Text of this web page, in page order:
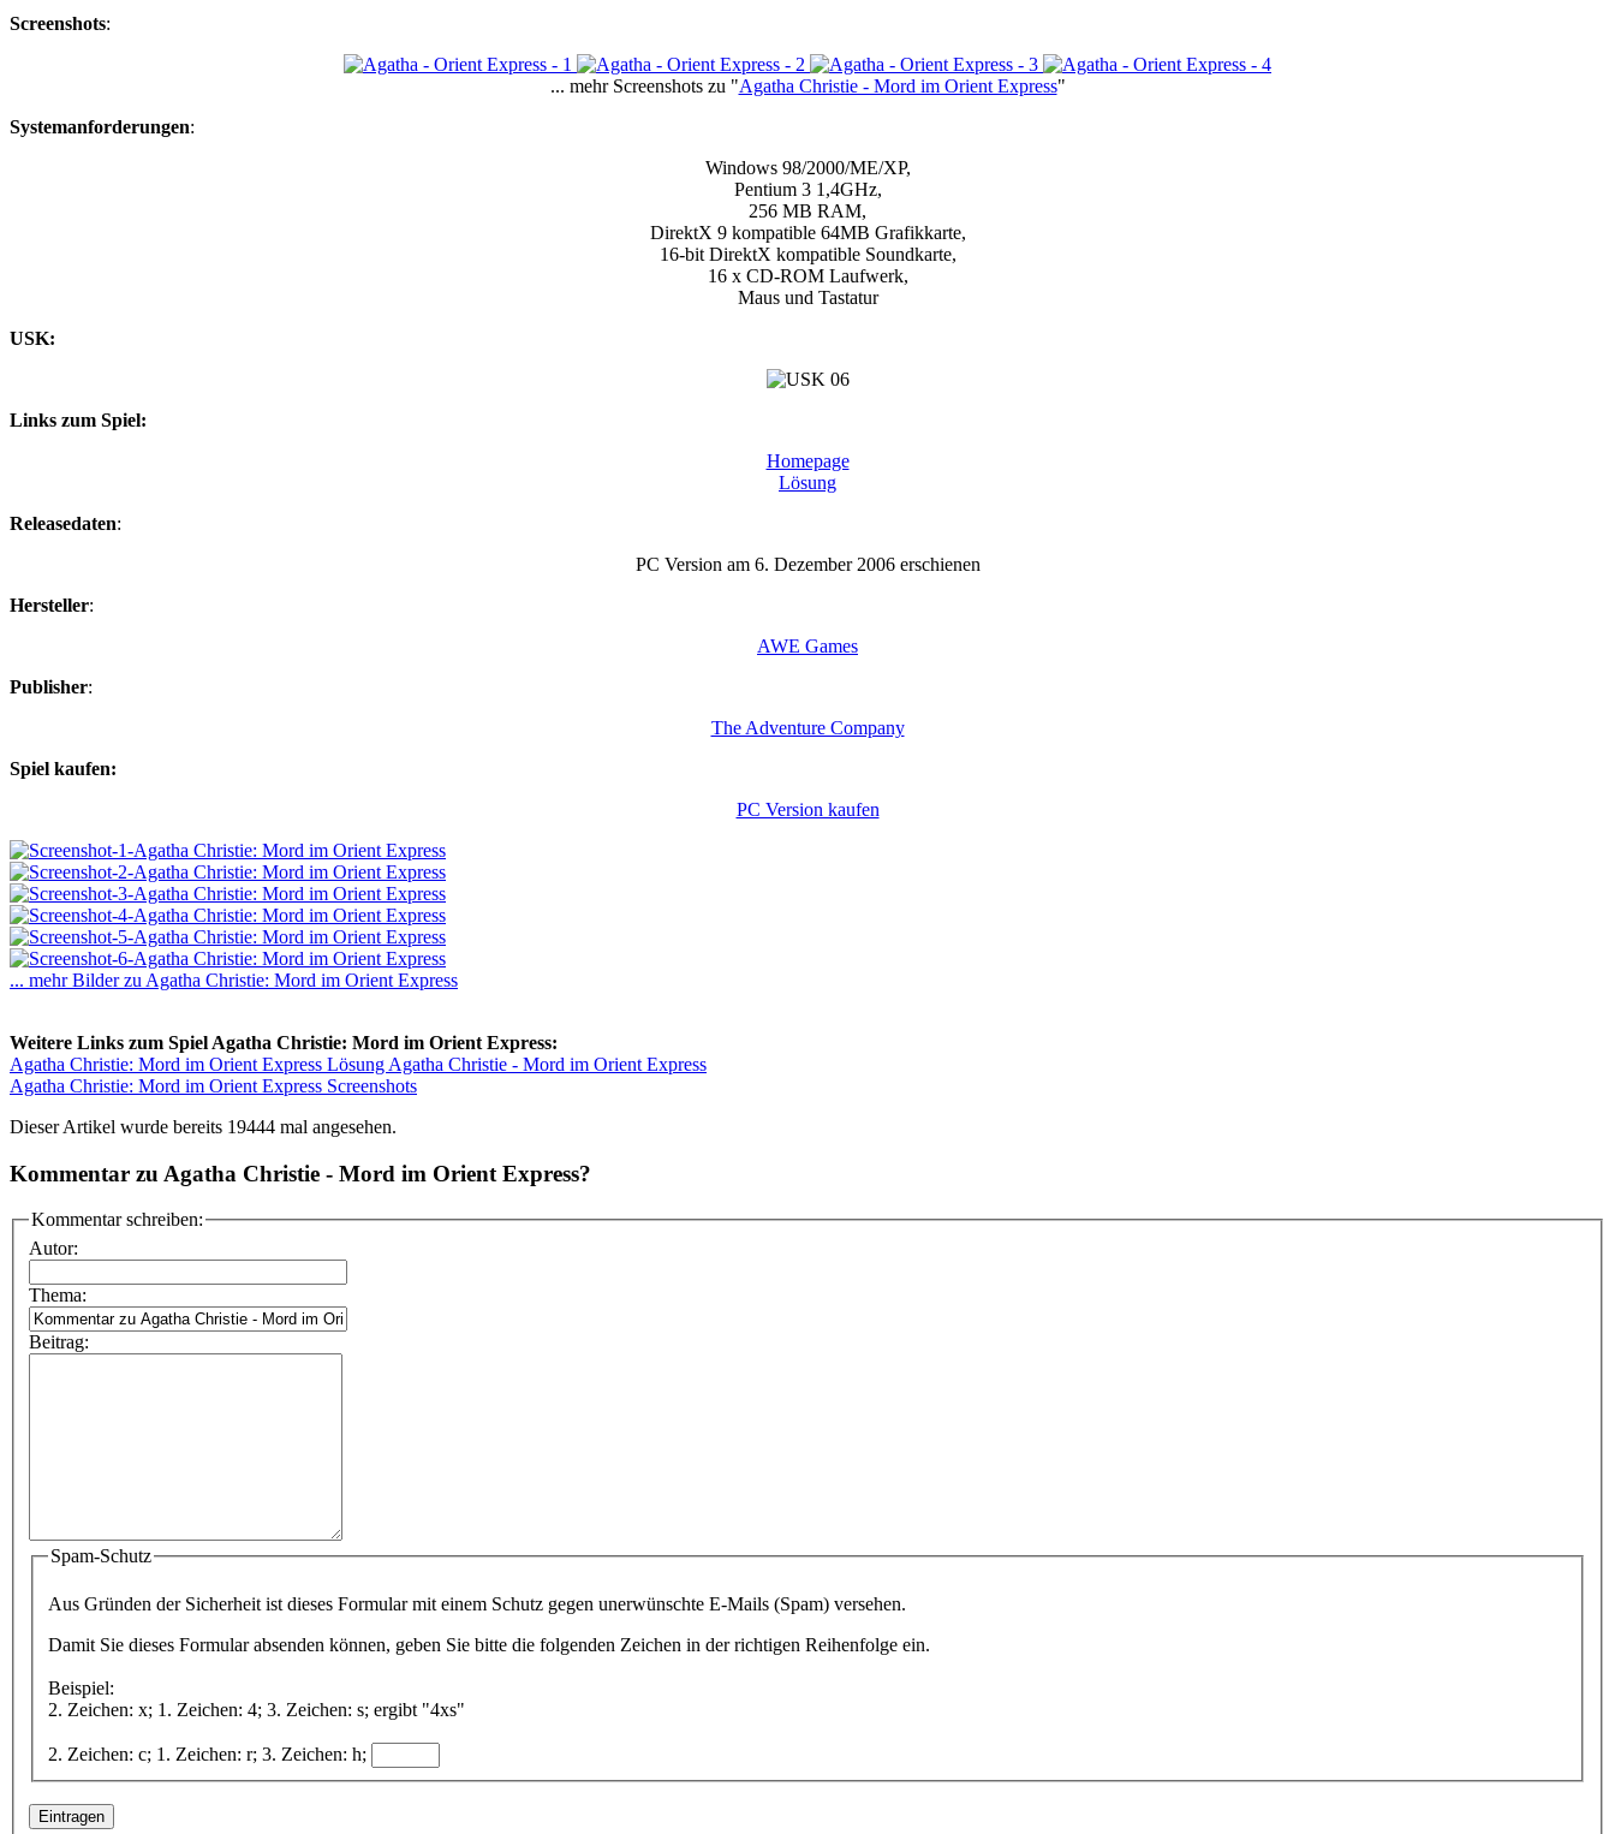
Screenshots:
... mehr Screenshots zu "Agatha Christie - Mord im Orient Express"
Systemanforderungen:
Windows 98/2000/ME/XP,
Pentium 3 1,4GHz,
256 MB RAM,
DirektX 9 kompatible 64MB Grafikkarte,
16-bit DirektX kompatible Soundkarte,
16 x CD-ROM Laufwerk,
Maus und Tastatur
USK:
Links zum Spiel:
Homepage
Lösung
Releasedaten:
PC Version am 6. Dezember 2006 erschienen
Hersteller:
AWE Games
Publisher:
The Adventure Company
Spiel kaufen:
PC Version kaufen
... mehr Bilder zu Agatha Christie: Mord im Orient Express
Weitere Links zum Spiel Agatha Christie: Mord im Orient Express:
Agatha Christie: Mord im Orient Express Lösung Agatha Christie - Mord im Orient Express
Agatha Christie: Mord im Orient Express Screenshots
Dieser Artikel wurde bereits 19444 mal angesehen.
Kommentar zu Agatha Christie - Mord im Orient Express?
Kommentar schreiben:
Autor:
Thema:
Beitrag:
Spam-Schutz
Aus Gründen der Sicherheit ist dieses Formular mit einem Schutz gegen unerwünschte E-Mails (Spam) versehen.
Damit Sie dieses Formular absenden können, geben Sie bitte die folgenden Zeichen in der richtigen Reihenfolge ein.
Beispiel:
2. Zeichen: x; 1. Zeichen: 4; 3. Zeichen: s; ergibt "4xs"
2. Zeichen: c; 1. Zeichen: r; 3. Zeichen: h;